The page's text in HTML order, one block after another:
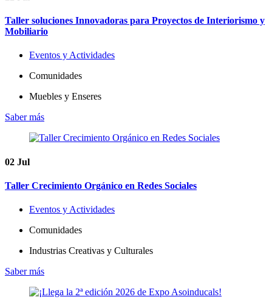
Taller soluciones Innovadoras para Proyectos de Interiorismo y
Mobiliario
Eventos y Actividades
Comunidades
Muebles y Enseres
Saber más
02 Jul
Taller Crecimiento Orgánico en Redes Sociales
Eventos y Actividades
Comunidades
Industrias Creativas y Culturales
Saber más